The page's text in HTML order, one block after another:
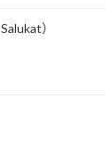
）